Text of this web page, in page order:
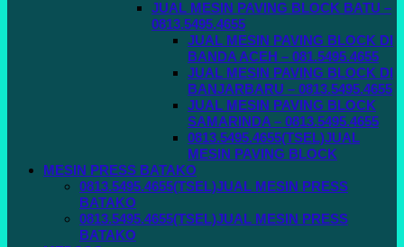
JUAL MESIN PAVING BLOCK BATU –
0813.5495.4655
JUAL MESIN PAVING BLOCK DI
BANDA ACEH – 081.5495.4655
JUAL MESIN PAVING BLOCK DI
BANJARBARU – 0813.5495.4655
JUAL MESIN PAVING BLOCK
SAMARINDA – 0813.5495.4655
0813.5495.4655(TSEL)JUAL
MESIN PAVING BLOCK
MESIN PRESS BATAKO
0813.5495.4655(TSEL)JUAL MESIN PRESS
BATAKO
0813.5495.4655(TSEL)JUAL MESIN PRESS
BATAKO